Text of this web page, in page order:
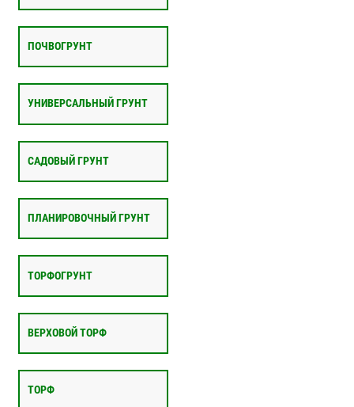
ПОЧВОГРУНТ
УНИВЕРСАЛЬНЫЙ ГРУНТ
САДОВЫЙ ГРУНТ
ПЛАНИРОВОЧНЫЙ ГРУНТ
ТОРФОГРУНТ
ВЕРХОВОЙ ТОРФ
ТОРФ